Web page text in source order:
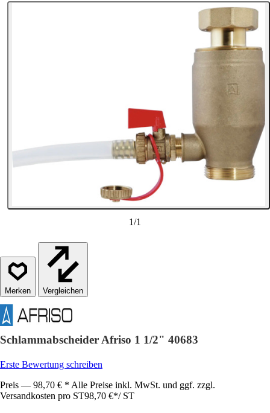
1/1
Vergleichen
Schlammabscheider Afriso 1 1/2" 40683
Erste Bewertung schreiben
Preis — 98,70 € * Alle Preise inkl. MwSt. und ggf. zzgl.
Versandkosten pro ST98,70 €*/ ST